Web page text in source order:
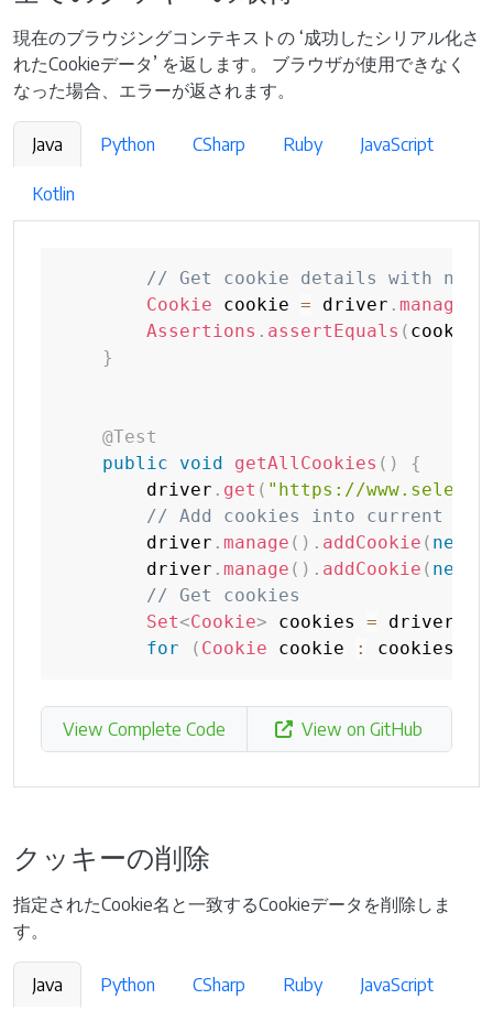
現在のブラウジングコンテキストの ‘成功したシリアル化さ
れたCookieデータ’ を返します。 ブラウザが使用できなく
なった場合、エラーが返されます。
Java Python CSharp Ruby JavaScript
Kotlin
// Get cookie details with
Cookie cookie = driver . manage
Assertions . assertEquals ( cookie
}
@Test
public
void getAllCookies ( )
{
        driver
. get ( "https://
// Add cookies into current
        driver
. manage ( ) . addCookie ( new
        driver
. manage ( ) . addCookie ( new
// Get cookies
Set<Cookie> cookies = driver
for
( Cookie cookie : cookies
View Complete Code View on GitHub
クッキーの削除
指定されたCookie名と一致するCookieデータを削除しま
す。
Java Python CSharp Ruby JavaScript